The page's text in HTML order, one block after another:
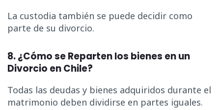
La custodia también se puede decidir como
parte de su divorcio.
8. ¿Cómo se Reparten los bienes en un
Divorcio en Chile?
Todas las deudas y bienes adquiridos durante el
matrimonio deben dividirse en partes iguales.